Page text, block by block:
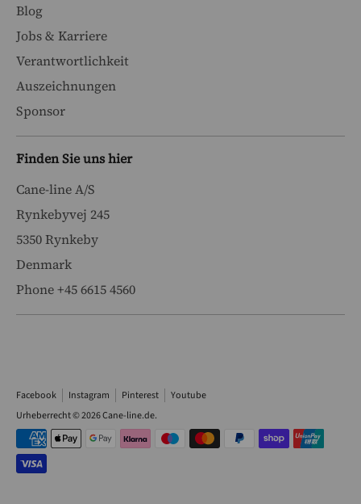
Blog
Jobs & Karriere
Verantwortlichkeit
Auszeichnungen
Sponsor
Finden Sie uns hier
Cane-line A/S
Rynkebyvej 245
5350 Rynkeby
Denmark
Phone +45 6615 4560
Facebook Instagram Pinterest
Youtube
Urheberrecht © 2026Cane-line.de.
Akzeptierte
Zahlungsarten